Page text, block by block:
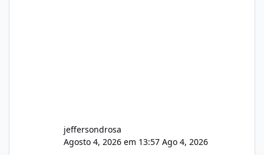
jeffersondrosa
Agosto 4, 2026 em 13:57 Ago 4, 2026